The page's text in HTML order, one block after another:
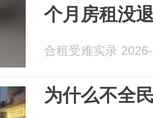
个月房租没
合租受难实录
为什么不全